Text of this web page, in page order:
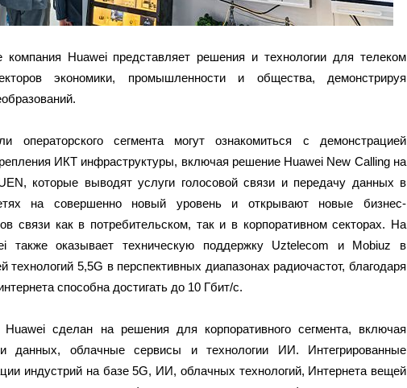
компания Huawei представляет решения и технологии для телеком
экономики, промышленности и общества, демонстрируя
операторского сегмента могут ознакомиться с демонстрацией
ИКТ инфраструктуры, включая решение Huawei New Calling на
которые выводят услуги голосовой связи и передачу данных в
на совершенно новый уровень и открывают новые бизнес-
связи как в потребительском, так и в корпоративном секторах. На
также оказывает техническую поддержку Uztelecom и Mobiuz в
технологий 5,5G в перспективных диапазонах радиочастот, благодаря
способна достигать до 10 Гбит/с.
сделан на решения для корпоративного сегмента, включая
данных, облачные сервисы и технологии ИИ. Интегрированные
индустрий на базе 5G, ИИ, облачных технологий, Интернета вещей